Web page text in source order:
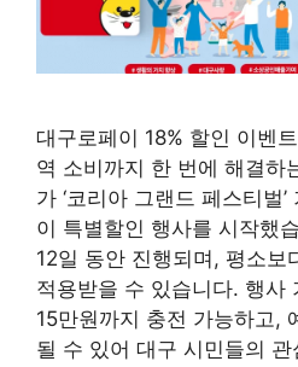
대구로페이 18% 할인 이벤
역 소비까지 한 번에 해결하
가 ‘코리아 그랜드 페스티벌
이 특별할인 행사를 시작했
12일 동안 진행되며, 평소보
적용받을 수 있습니다. 행사
15만원까지 충전 가능하고,
될 수 있어 대구 시민들의